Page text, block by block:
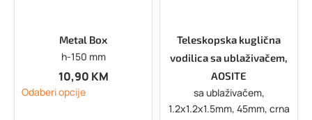
Metal Box
h-150 mm
10,90 KM
Odaberi opcije
Teleskopska kuglična
vodilica sa ublaživačem,
AOSITE
sa ublaživačem,
1.2x1.2x1.5mm, 45mm, crna